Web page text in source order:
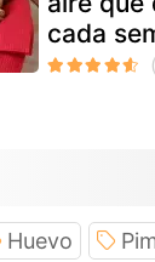
cada
Huevo